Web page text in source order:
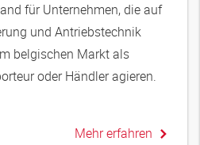
für Unternehmen, die auf
und Antriebstechnik
belgischen Markt als
oder Händler agieren.
Mehr erfahren